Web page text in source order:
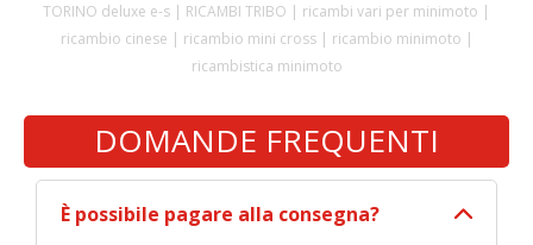
TORINO deluxe e-s | RICAMBI TRIBO | ricambi vari per minimoto |
ricambio cinese | ricambio mini cross | ricambio minimoto |
ricambistica minimoto
DOMANDE FREQUENTI
È possibile pagare alla consegna?